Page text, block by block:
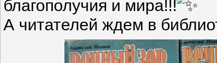
благополучия и мира!!!
А читателей ждем в